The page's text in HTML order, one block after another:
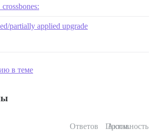
partially applied upgrade
в теме
Ответов Просм.
Активность